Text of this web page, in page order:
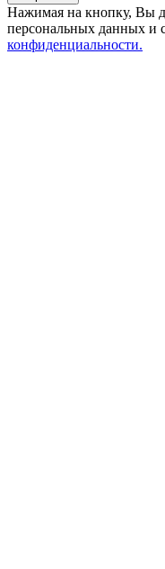
Нажимая на кнопку, Вы
персональных данных и
конфиденциальности.